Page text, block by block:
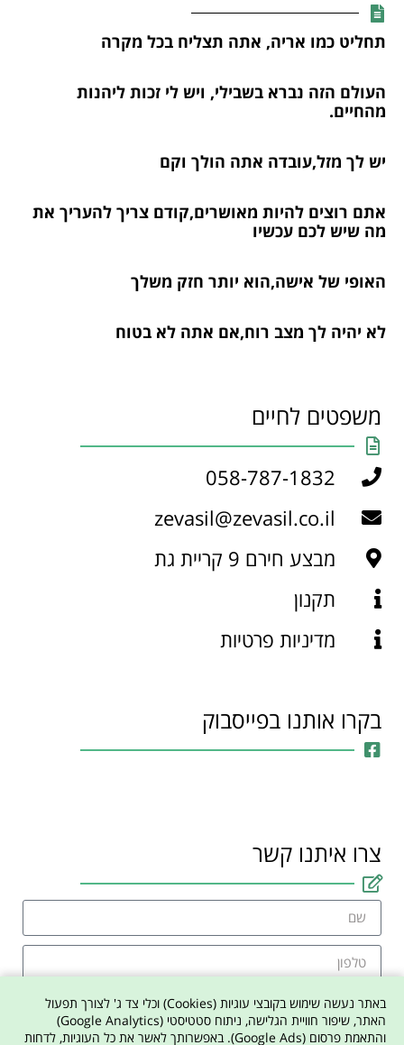
תחליט כמו אריה, אתה תצליח בכל מקרה
העולם הזה נברא בשבילי, ויש לי זכות ליהנות
מהחיים.
יש לך מזל,עובדה אתה הולך וקם
אתם רוצים להיות מאושרים,קודם צריך להעריך את
מה שיש לכם עכשיו
האופי של אישה,הוא יותר חזק משלך
לא יהיה לך מצב רוח,אם אתה לא בטוח
משפטים לחיים
058-787-1832
zevasil@zevasil.co.il
מבצע חירם 9 קריית גת
תקנון
מדיניות פרטיות
בקרו אותנו בפייסבוק
צרו איתנו קשר
באתר נעשה שימוש בקובצי עוגיות (Cookies) וכלי צד ג' לצורך תפעול
האתר, שיפור חוויית הגלישה, ניתוח סטטיסטי (Google Analytics)
והתאמת פרסום (Google Ads). באפשרותך לאשר את כל העוגיות, לדחות